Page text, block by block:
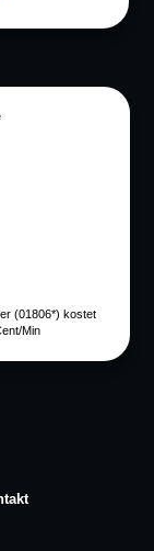
(01806*) kostet
Min